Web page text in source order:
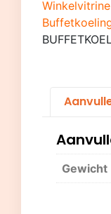
Winkelvitrine
Gewicht